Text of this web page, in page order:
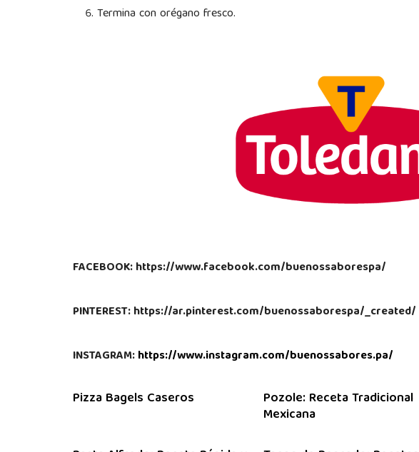
Termina con orégano fresco.
FACEBOOK: https://www.facebook.com/buenossaborespa/
PINTEREST: https://ar.pinterest.com/buenossaborespa/_created/
INSTAGRAM:https://www.instagram.com/buenossabores.pa/
Pizza Bagels Caseros Pozole: Receta Tradicional
Mexicana